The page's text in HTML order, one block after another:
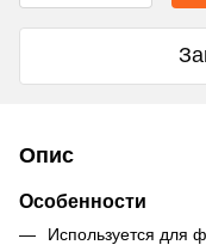
Опис
Особенности
Используется для